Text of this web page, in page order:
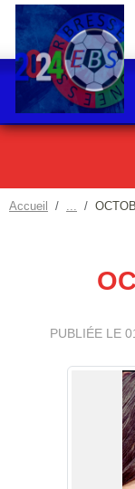
Accueil
PUBLIÉE LE
Panneau de gestion